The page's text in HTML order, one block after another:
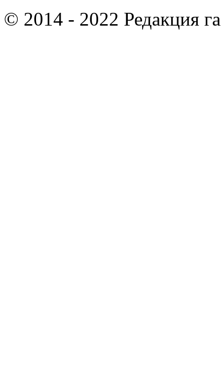
© 2014 - 2022 Редакция